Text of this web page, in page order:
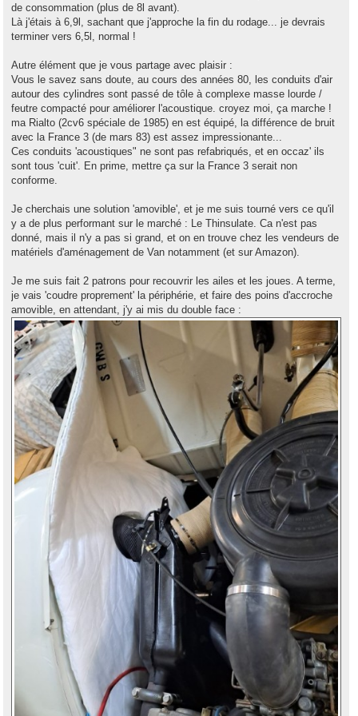
de consommation (plus de 8l avant).
Là j'étais à 6,9l, sachant que j'approche la fin du rodage... je devrais
terminer vers 6,5l, normal !
Autre élément que je vous partage avec plaisir :
Vous le savez sans doute, au cours des années 80, les conduits d'air
autour des cylindres sont passé de tôle à complexe masse lourde /
feutre compacté pour améliorer l'acoustique. croyez moi, ça marche !
ma Rialto (2cv6 spéciale de 1985) en est équipé, la différence de bruit
avec la France 3 (de mars 83) est assez impressionante...
Ces conduits 'acoustiques" ne sont pas refabriqués, et en occaz' ils
sont tous 'cuit'. En prime, mettre ça sur la France 3 serait non
conforme.
Je cherchais une solution 'amovible', et je me suis tourné vers ce qu'il
y a de plus performant sur le marché : Le Thinsulate. Ca n'est pas
donné, mais il n'y a pas si grand, et on en trouve chez les vendeurs de
matériels d'aménagement de Van notamment (et sur Amazon).
Je me suis fait 2 patrons pour recouvrir les ailes et les joues. A terme,
je vais 'coudre proprement' la périphérie, et faire des poins d'accroche
amovible, en attendant, j'y ai mis du double face :